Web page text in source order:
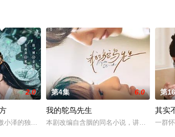
一具流血的新娘纸人卷入了一场跨越十年的惊天阴谋。
2.0
小泽的独家连载漫画《吾凰在上》。现代少女奚圆（姜贞
第4集 6.0
我的鸵鸟先生
本剧改编自含胭的同名小说，讲述了邻家
第
其实
一群